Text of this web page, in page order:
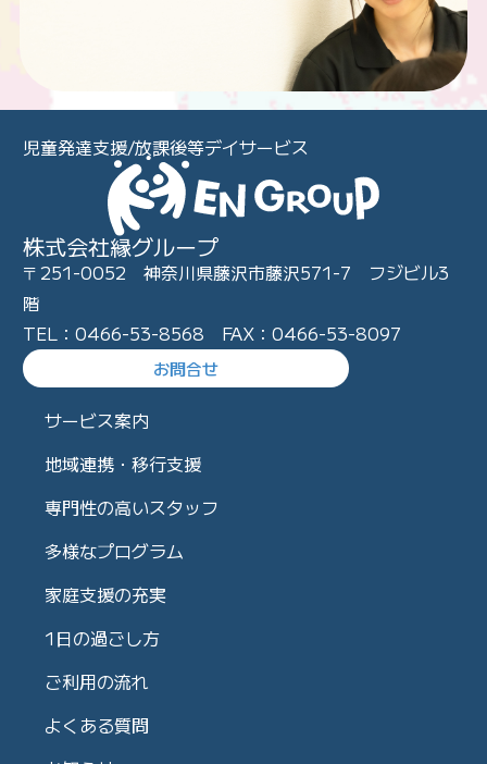
児童発達支援/放課後等デイサービス
株式会社縁グループ
〒251-0052 神奈川県藤沢市藤沢571-7 フジビル3
階
TEL：0466-53-8568 FAX：0466-53-8097
お問合せ
サービス案内
地域連携・移行支援
専門性の高いスタッフ
多様なプログラム
家庭支援の充実
1日の過ごし方
ご利用の流れ
よくある質問